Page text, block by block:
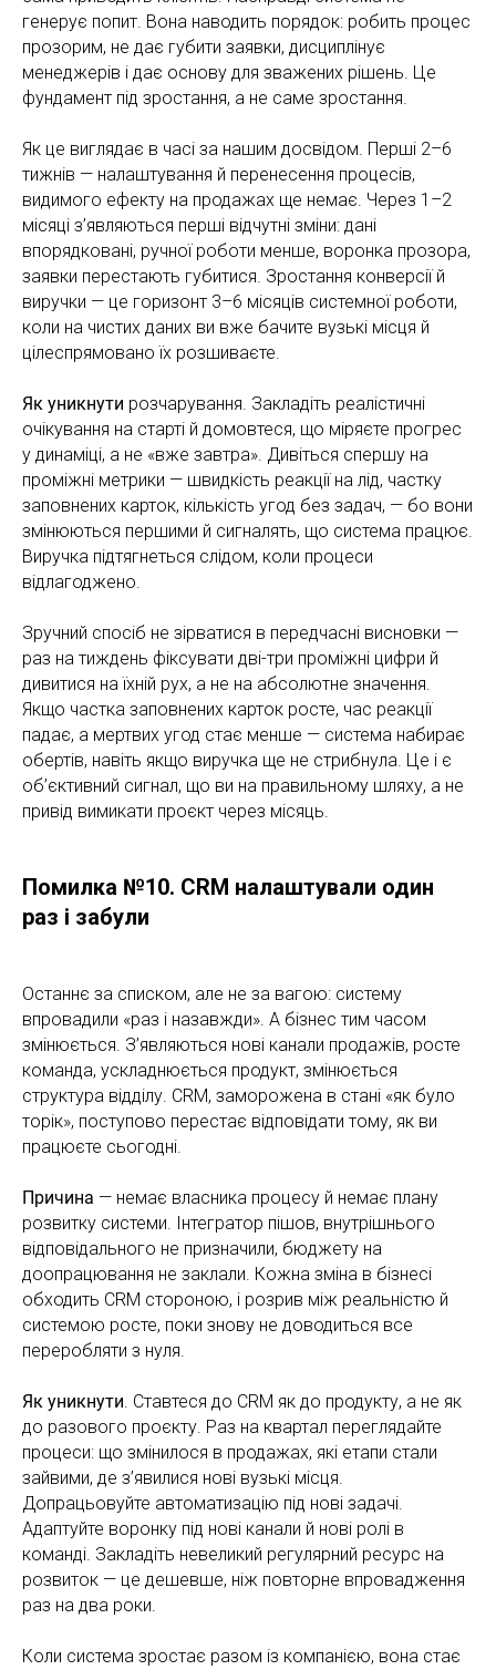
генерує попит. Вона наводить порядок: робить процес
прозорим, не дає губити заявки, дисциплінує
менеджерів і дає основу для зважених рішень. Це
фундамент під зростання, а не саме зростання.
Як це виглядає в часі за нашим досвідом. Перші 2–6
тижнів — налаштування й перенесення процесів,
видимого ефекту на продажах ще немає. Через 1–2
місяці з’являються перші відчутні зміни: дані
впорядковані, ручної роботи менше, воронка прозора,
заявки перестають губитися. Зростання конверсії й
виручки — це горизонт 3–6 місяців системної роботи,
коли на чистих даних ви вже бачите вузькі місця й
цілеспрямовано їх розшиваєте.
Як уникнути розчарування. Закладіть реалістичні
очікування на старті й домовтеся, що міряєте прогрес
у динаміці, а не «вже завтра». Дивіться спершу на
проміжні метрики — швидкість реакції на лід, частку
заповнених карток, кількість угод без задач, — бо вони
змінюються першими й сигналять, що система працює.
Виручка підтягнеться слідом, коли процеси
відлагоджено.
Зручний спосіб не зірватися в передчасні висновки —
раз на тиждень фіксувати дві-три проміжні цифри й
дивитися на їхній рух, а не на абсолютне значення.
Якщо частка заповнених карток росте, час реакції
падає, а мертвих угод стає менше — система набирає
обертів, навіть якщо виручка ще не стрибнула. Це і є
об’єктивний сигнал, що ви на правильному шляху, а не
привід вимикати проєкт через місяць.
Помилка №10. CRM налаштували один
раз і забули
Останнє за списком, але не за вагою: систему
впровадили «раз і назавжди». А бізнес тим часом
змінюється. З’являються нові канали продажів, росте
команда, ускладнюється продукт, змінюється
структура відділу. CRM, заморожена в стані «як було
торік», поступово перестає відповідати тому, як ви
працюєте сьогодні.
Причина — немає власника процесу й немає плану
розвитку системи. Інтегратор пішов, внутрішнього
відповідального не призначили, бюджету на
доопрацювання не заклали. Кожна зміна в бізнесі
обходить CRM стороною, і розрив між реальністю й
системою росте, поки знову не доводиться все
переробляти з нуля.
Як уникнути. Ставтеся до CRM як до продукту, а не як
до разового проєкту. Раз на квартал переглядайте
процеси: що змінилося в продажах, які етапи стали
зайвими, де з’явилися нові вузькі місця.
Допрацьовуйте автоматизацію під нові задачі.
Адаптуйте воронку під нові канали й нові ролі в
команді. Закладіть невеликий регулярний ресурс на
розвиток — це дешевше, ніж повторне впровадження
раз на два роки.
Коли система зростає разом із компанією, вона стає